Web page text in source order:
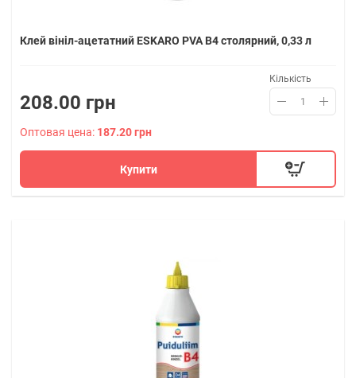
Клей вініл-ацетатний ESKARO PVA B4 столярний, 0,33 л
208.00 грн
Кількість
Оптовая цена: 187.20 грн
Купити